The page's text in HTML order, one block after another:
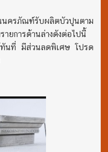
ครภัณฑ์รับผลิตบัวปูนตาม
ยการด้านล่างดังต่อไปนี้
นที่ มีส่วนลดพิเศษ โปรด